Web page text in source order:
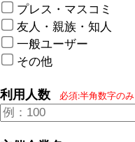
プレス・マスコミ
友人・親族・知人
一般ユーザー
その他
利用人数 必須:半角数字のみ